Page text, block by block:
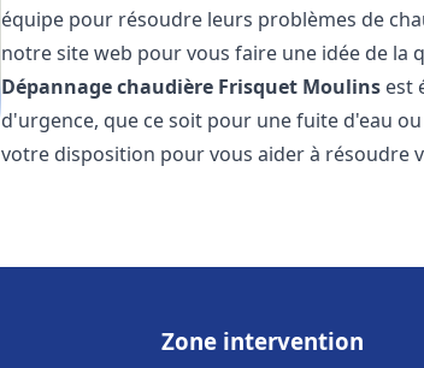
équipe pour résoudre leurs problèmes de
notre site web pour vous faire une idée de la
Dépannage chaudière Frisquet Moulins est
d'urgence, que ce soit pour une fuite d'eau
votre disposition pour vous aider à résoudre
Zone intervention